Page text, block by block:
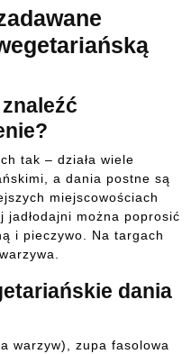
tak – działa wiele
a dania postne są
miejscowościach
można poprosić
i pieczywo. Na targach
dania
warzyw), zupa fasolowa